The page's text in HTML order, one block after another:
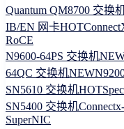
Quantum QM8700 交换
IB/EN 网卡HOT
RoCE
N9600-64PS 交换机
64QC 交换机NEW
SN5610 交换机HOT
SN5400 交换机
SuperNIC